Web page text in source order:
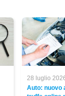
28 luglio
Auto: nuovo